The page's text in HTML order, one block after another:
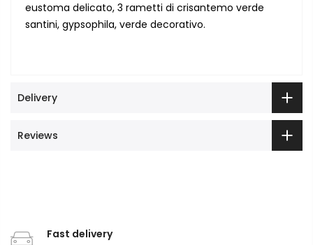
eustoma delicato, 3 rametti di crisantemo verde
santini, gypsophila, verde decorativo.
Delivery
Reviews
Fast delivery